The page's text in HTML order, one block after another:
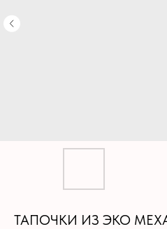
ТАПОЧКИ ИЗ ЭКО